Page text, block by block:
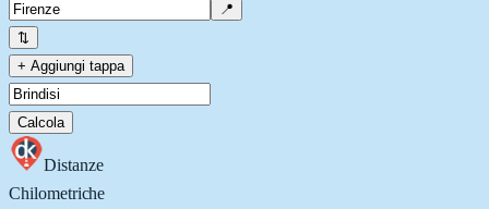
📍
⇅
+ Aggiungi tappa
Calcola
Distanze
Chilometriche